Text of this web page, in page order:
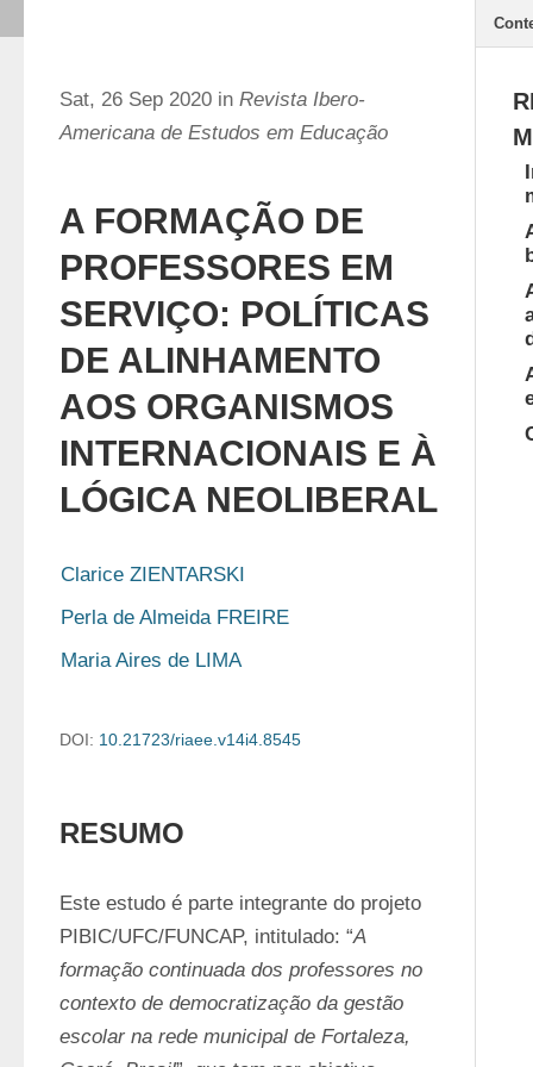
Sat, 26 Sep 2020 in Revista Ibero-
Americana de Estudos em Educação
A FORMAÇÃO DE
PROFESSORES EM
SERVIÇO: POLÍTICAS
DE ALINHAMENTO
AOS ORGANISMOS
INTERNACIONAIS E À
LÓGICA NEOLIBERAL
Clarice ZIENTARSKI
Perla de Almeida FREIRE
Maria Aires de LIMA
DOI: 10.21723/riaee.v14i4.8545
RESUMO
Este estudo é parte integrante do projeto
PIBIC/UFC/FUNCAP, intitulado: “A
formação continuada dos professores no
contexto de democratização da gestão
escolar na rede municipal de Fortaleza,